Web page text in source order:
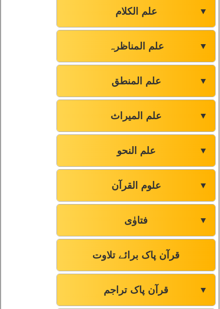
علم الکلام ▼
علم المناظرہ ▼
علم المنطق ▼
علم المیراث ▼
علم النحو ▼
علوم القرآن ▼
فتاوٰی ▼
قرآن پاک برائے تلاوت
قرآن پاک تراجم ▼